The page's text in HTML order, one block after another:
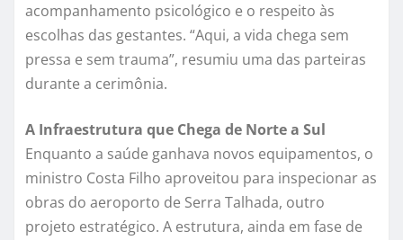
acompanhamento psicológico e o respeito às
escolhas das gestantes. “Aqui, a vida chega sem
pressa e sem trauma”, resumiu uma das parteiras
durante a cerimônia.
A Infraestrutura que Chega de Norte a Sul
Enquanto a saúde ganhava novos equipamentos, o
ministro Costa Filho aproveitou para inspecionar as
obras do aeroporto de Serra Talhada, outro
projeto estratégico. A estrutura, ainda em fase de